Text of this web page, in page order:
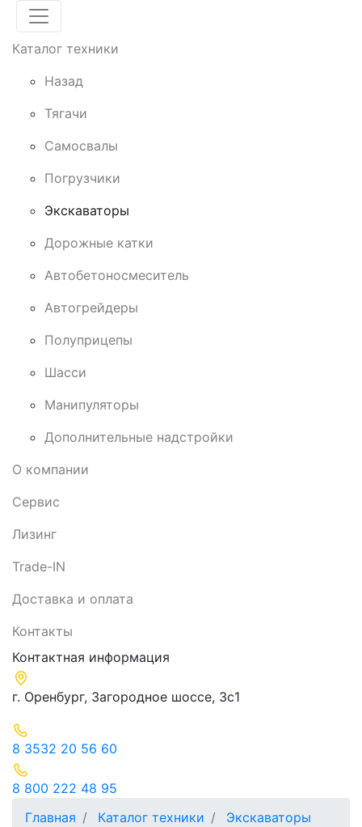
Каталог техники
Назад
Тягачи
Cамосвалы
Погрузчики
Экскаваторы
Дорожные катки
Автобетоносмеситель
Автогрейдеры
Полуприцепы
Шасси
Манипуляторы
Дополнительные надстройки
О компании
Сервис
Лизинг
Trade-IN
Доставка и оплата
Контакты
Контактная информация
г. Оренбург, Загородное шоссе, 3с1
8 3532 20 56 60
8 800 222 48 95
Главная
Каталог техники
Экскаваторы